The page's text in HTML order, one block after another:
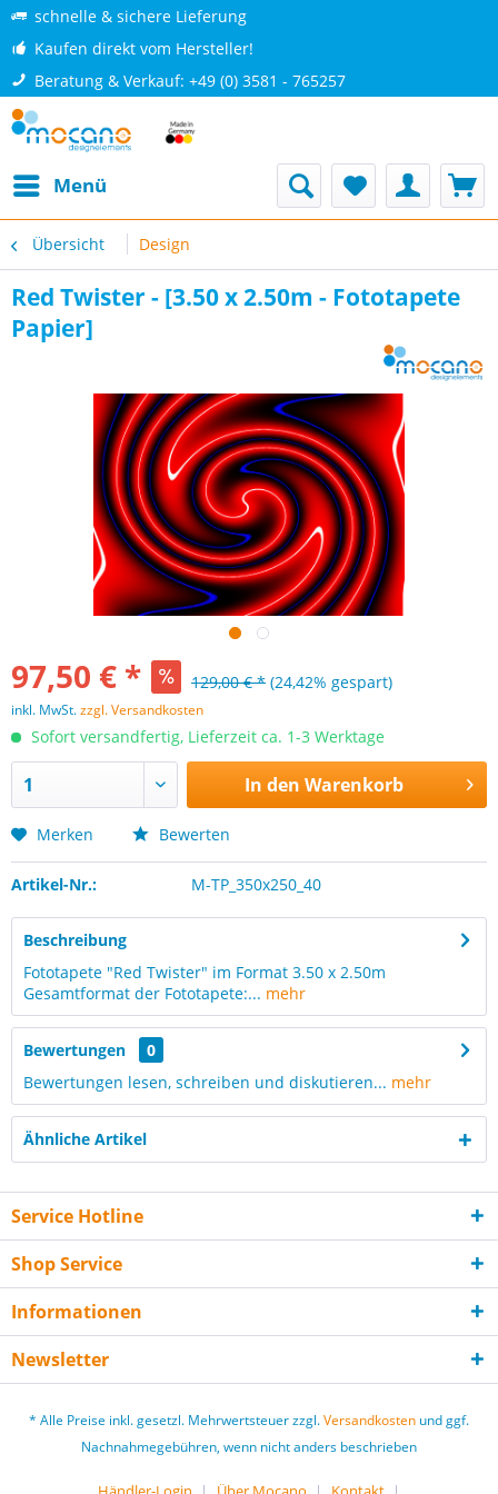
schnelle & sichere Lieferung
Kaufen direkt vom Hersteller!
Beratung & Verkauf: +49 (0) 3581 - 765257
Menü
Übersicht Design
Red Twister - [3.50 x 2.50m - Fototapete
Papier]
97,50 € * 129,00 € * (24,42% gespart)
inkl. MwSt.zzgl. Versandkosten
Sofort versandfertig, Lieferzeit ca. 1-3 Werktage
In den Warenkorb
Merken Bewerten
Artikel-Nr.: M-TP_350x250_40
Beschreibung
Fototapete "Red Twister" im Format 3.50 x 2.50m
Gesamtformat der Fototapete:... mehr
Bewertungen
0
Bewertungen lesen, schreiben und diskutieren... mehr
Ähnliche Artikel
Service Hotline
Shop Service
Informationen
Newsletter
* Alle Preise inkl. gesetzl. Mehrwertsteuer zzgl.Versandkosten und ggf.
Nachnahmegebühren, wenn nicht anders beschrieben